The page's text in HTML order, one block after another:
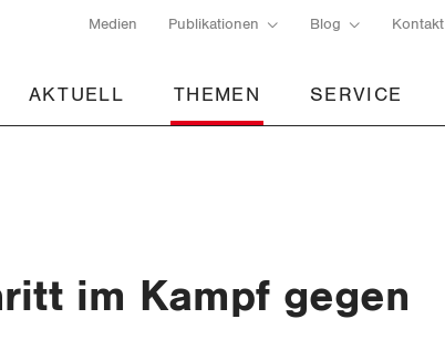
Medien Publikationen Blog Kontakt
AKTUELL THEMEN SERVICE
im Kampf gegen